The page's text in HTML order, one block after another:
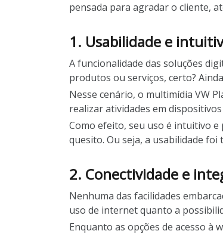
pensada para agradar o cliente,
1. Usabilidade e
A funcionalidade das soluções
produtos ou serviços, certo?
Nesse cenário, o multimídia VW
realizar atividades em
Como efeito, seu uso é intuitivo e
quesito. Ou seja, a usabilidade
2. Conectividade e
Nenhuma das facilidades
uso de internet quanto a
Enquanto as opções de acesso